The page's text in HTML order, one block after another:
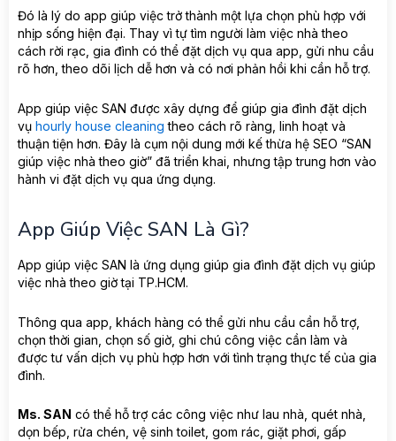
Đó là lý do app giúp việc trở thành một lựa chọn phù hợp với
nhịp sống hiện đại. Thay vì tự tìm người làm việc nhà theo
cách rời rạc, gia đình có thể đặt dịch vụ qua app, gửi nhu cầu
rõ hơn, theo dõi lịch dễ hơn và có nơi phản hồi khi cần hỗ trợ.
App giúp việc SAN được xây dựng để giúp gia đình đặt dịch
vụ hourly house cleaning theo cách rõ ràng, linh hoạt và
thuận tiện hơn. Đây là cụm nội dung mới kế thừa hệ SEO “SAN
giúp việc nhà theo giờ” đã triển khai, nhưng tập trung hơn vào
hành vi đặt dịch vụ qua ứng dụng.
App Giúp Việc SAN Là Gì?
App giúp việc SAN là ứng dụng giúp gia đình đặt dịch vụ giúp
việc nhà theo giờ tại TP.HCM.
Thông qua app, khách hàng có thể gửi nhu cầu cần hỗ trợ,
chọn thời gian, chọn số giờ, ghi chú công việc cần làm và
được tư vấn dịch vụ phù hợp hơn với tình trạng thực tế của gia
đình.
Ms. SAN có thể hỗ trợ các công việc như lau nhà, quét nhà,
dọn bếp, rửa chén, vệ sinh toilet, gom rác, giặt phơi, gấp